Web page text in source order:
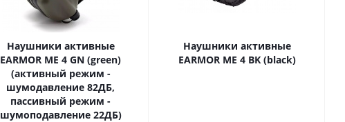
Наушники активные
EARMOR ME 4 GN (green)
(активный режим -
шумодавление 82ДБ,
пассивный режим -
шумоподавление 22ДБ)
Наушники активные
EARMOR ME 4 BK (black)